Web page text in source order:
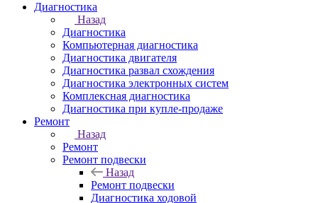
Диагностика
Назад
Диагностика
Компьютерная диагностика
Диагностика двигателя
Диагностика развал схождения
Диагностика электронных систем
Комплексная диагностика
Диагностика при купле-продаже
Ремонт
Назад
Ремонт
Ремонт подвески
Назад
Ремонт подвески
Диагностика ходовой